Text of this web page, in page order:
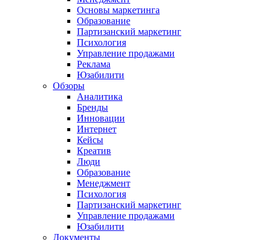
Основы маркетинга
Образование
Партизанский маркетинг
Психология
Управление продажами
Реклама
Юзабилити
Обзоры
Аналитика
Бренды
Инновации
Интернет
Кейсы
Креатив
Люди
Образование
Менеджмент
Психология
Партизанский маркетинг
Управление продажами
Юзабилити
Документы